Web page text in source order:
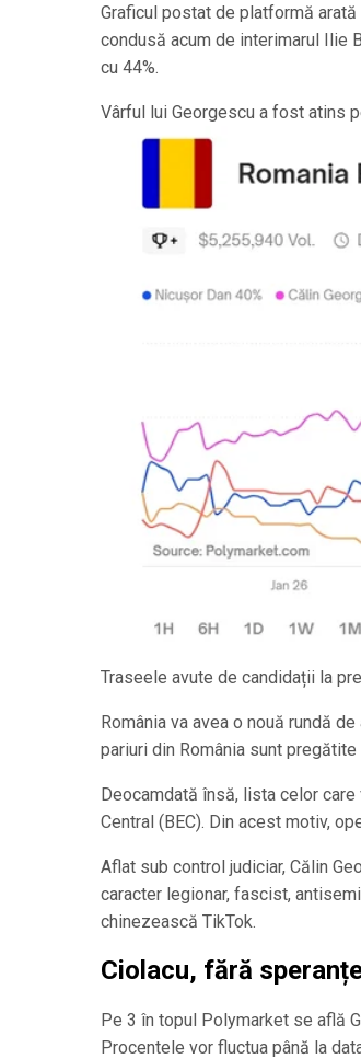
Graficul postat de platformă
condusă acum de interimarul Ilie
cu 44%.
Vârful lui Georgescu a fost atins
Traseele avute de candidații la
România va avea o nouă rundă
pariuri din România sunt
Deocamdată însă, lista celor
Central (BEC). Din acest motiv,
Aflat sub control judiciar, Călin
caracter legionar, fascist,
chinezească TikTok.
Ciolacu, fără
Pe 3 în topul Polymarket se află
Procentele vor fluctua până la